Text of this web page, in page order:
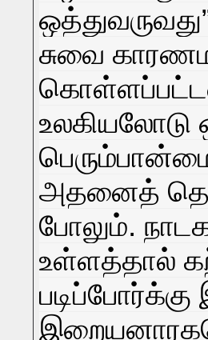
சுவை
உலகியலோடு
அதனைத்
போலும்.
உள்ளத்தால்